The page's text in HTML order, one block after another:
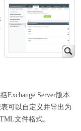
Exchange Server版本
表可以自定义并导出为
文件格式。